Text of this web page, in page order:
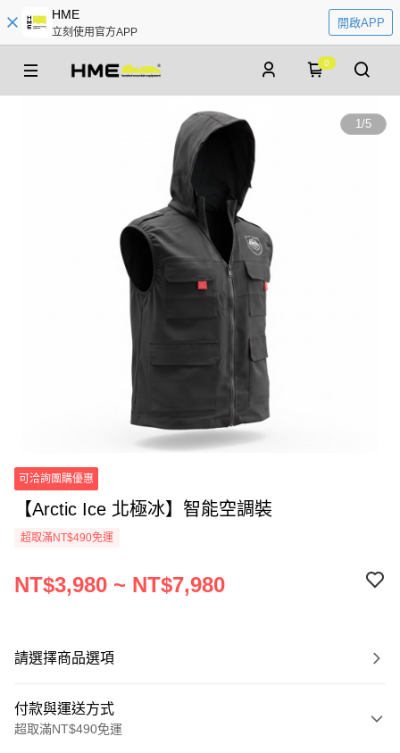
HME
立刻使用官方APP
開啟APP
0
1/5
可洽詢團購優惠
【Arctic Ice 北極冰】智能空調裝
超取滿NT$490免運
NT$3,980 ~ NT$7,980
請選擇商品選項
付款與運送方式
超取滿NT$490免運